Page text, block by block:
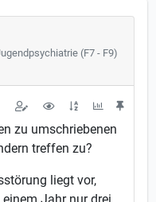
(F7 - F9)
zu umschriebenen
treffen zu?
liegt vor,